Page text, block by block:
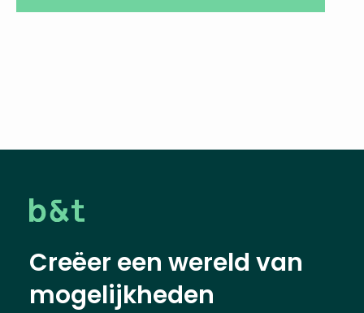
Creëer een wereld van
mogelijkheden